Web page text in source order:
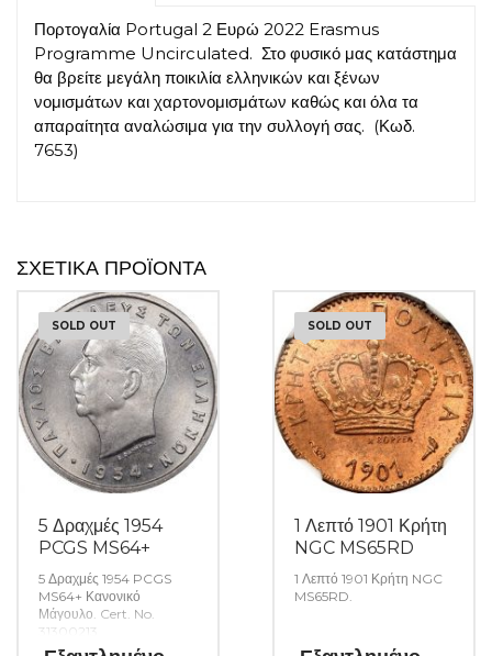
Πορτογαλία Portugal 2 Ευρώ 2022 Erasmus
Programme Uncirculated. Στο φυσικό μας κατάστημα
θα βρείτε μεγάλη ποικιλία ελληνικών και ξένων
νομισμάτων και χαρτονομισμάτων καθώς και όλα τα
απαραίτητα αναλώσιμα για την συλλογή σας. (Κωδ.
7653)
ΣΧΕΤΙΚΆ ΠΡΟΪΌΝΤΑ
SOLD OUT
5 Δραχμές 1954
PCGS MS64+
5 Δραχμές 1954 PCGS
MS64+ Κανονικό
Μάγουλο. Cert. No.
31300213
SOLD OUT
1 Λεπτό 1901 Κρήτη
NGC MS65RD
1 Λεπτό 1901 Κρήτη NGC
MS65RD.